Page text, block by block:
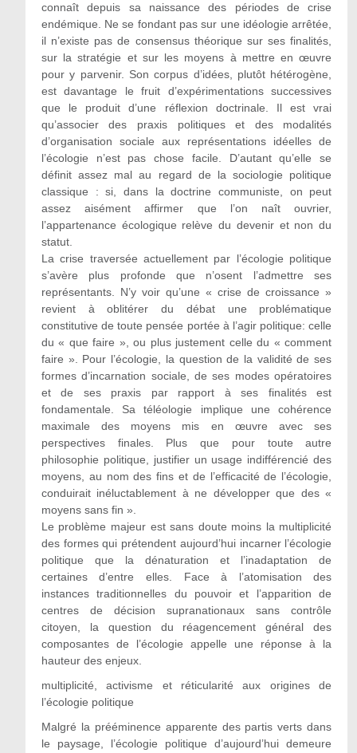
connaît depuis sa naissance des périodes de crise
endémique. Ne se fondant pas sur une idéologie arrêtée,
il n’existe pas de consensus théorique sur ses finalités,
sur la stratégie et sur les moyens à mettre en œuvre
pour y parvenir. Son corpus d’idées, plutôt hétérogène,
est davantage le fruit d’expérimentations successives
que le produit d’une réflexion doctrinale. Il est vrai
qu’associer des praxis politiques et des modalités
d’organisation sociale aux représentations idéelles de
l’écologie n’est pas chose facile. D’autant qu’elle se
définit assez mal au regard de la sociologie politique
classique : si, dans la doctrine communiste, on peut
assez aisément affirmer que l’on naît ouvrier,
l’appartenance écologique relève du devenir et non du
statut.
La crise traversée actuellement par l’écologie politique
s’avère plus profonde que n’osent l’admettre ses
représentants. N’y voir qu’une « crise de croissance »
revient à oblitérer du débat une problématique
constitutive de toute pensée portée à l’agir politique: celle
du « que faire », ou plus justement celle du « comment
faire ». Pour l’écologie, la question de la validité de ses
formes d’incarnation sociale, de ses modes opératoires
et de ses praxis par rapport à ses finalités est
fondamentale. Sa téléologie implique une cohérence
maximale des moyens mis en œuvre avec ses
perspectives finales. Plus que pour toute autre
philosophie politique, justifier un usage indifférencié des
moyens, au nom des fins et de l’efficacité de l’écologie,
conduirait inéluctablement à ne développer que des «
moyens sans fin ».
Le problème majeur est sans doute moins la multiplicité
des formes qui prétendent aujourd’hui incarner l’écologie
politique que la dénaturation et l’inadaptation de
certaines d’entre elles. Face à l’atomisation des
instances traditionnelles du pouvoir et l’apparition de
centres de décision supranationaux sans contrôle
citoyen, la question du réagencement général des
composantes de l’écologie appelle une réponse à la
hauteur des enjeux.
multiplicité, activisme et réticularité aux origines de
l’écologie politique
Malgré la prééminence apparente des partis verts dans
le paysage, l’écologie politique d’aujourd’hui demeure